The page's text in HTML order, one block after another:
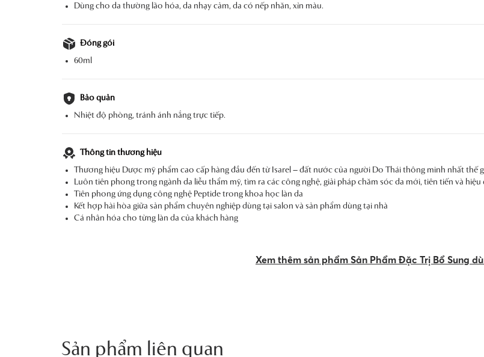
Dùng cho da thường lão hóa, da nhạy cảm, da có nếp nhăn, xỉn màu.
Đóng gói
60ml
Bảo quản
Nhiệt độ phòng, tránh ánh nắng trực tiếp.
Thông tin thương hiệu
Thương hiệu Dược mỹ phẩm cao cấp hàng đầu đến từ Isarel – đất nước của người Do Thái thông minh nhất thế
Luôn tiên phong trong ngành da liễu thẩm mỹ, tìm ra các công nghệ, giải pháp chăm sóc da mới, tiên tiến và hiệu
Tiên phong ứng dụng công nghệ Peptide trong khoa học làn da
Kết hợp hài hòa giữa sản phẩm chuyên nghiệp dùng tại salon và sản phẩm dùng tại nhà
Cá nhân hóa cho từng làn da của khách hàng
Xem thêm sản phẩm Sản Phẩm Đặc Trị Bổ Sung
Sản phẩm liên quan